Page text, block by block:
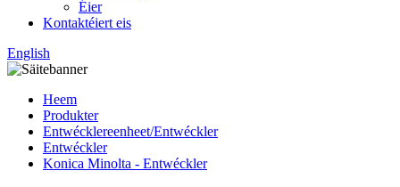
Éier
Kontaktéiert eis
English
Heem
Produkter
Entwécklereenheet/Entwéckler
Entwéckler
Konica Minolta - Entwéckler